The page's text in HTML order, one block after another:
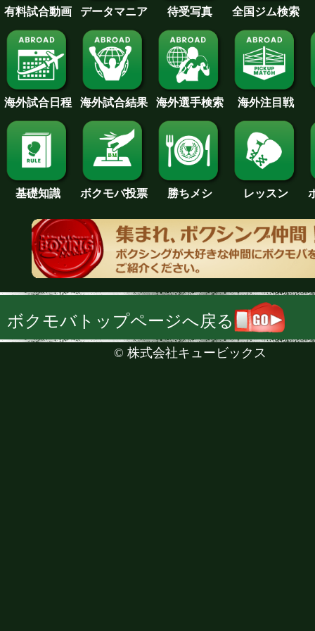
有料試合動画 データマニア 待受写真 全国ジム検索
海外試合日程 海外試合結果 海外選手検索 海外注目戦
基礎知識 ボクモバ投票 勝ちメシ レッスン
ボクモバトップページへ戻る
© 株式会社キュービックス